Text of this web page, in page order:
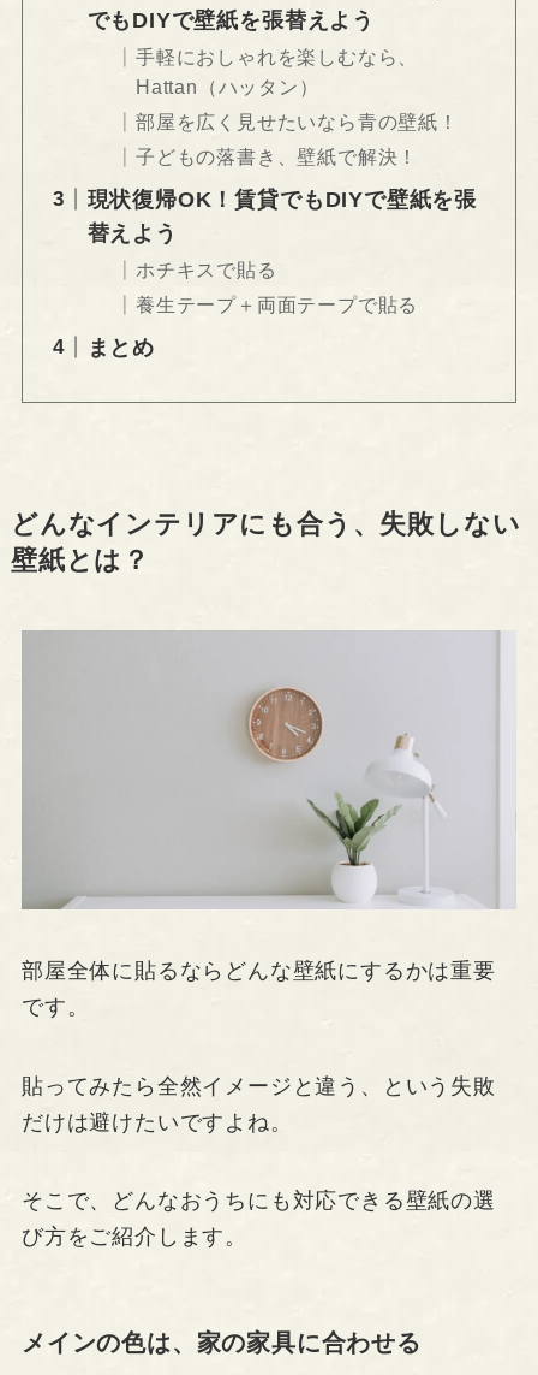
でもDIYで壁紙を張替えよう
手軽におしゃれを楽しむなら、
Hattan（ハッタン）
部屋を広く見せたいなら青の壁紙！
子どもの落書き、壁紙で解決！
現状復帰OK！賃貸でもDIYで壁紙を張
替えよう
ホチキスで貼る
養生テープ＋両面テープで貼る
まとめ
どんなインテリアにも合う、失敗しない
壁紙とは？
部屋全体に貼るならどんな壁紙にするかは重要
です。
貼ってみたら全然イメージと違う、という失敗
だけは避けたいですよね。
そこで、どんなおうちにも対応できる壁紙の選
び方をご紹介します。
メインの色は、家の家具に合わせる